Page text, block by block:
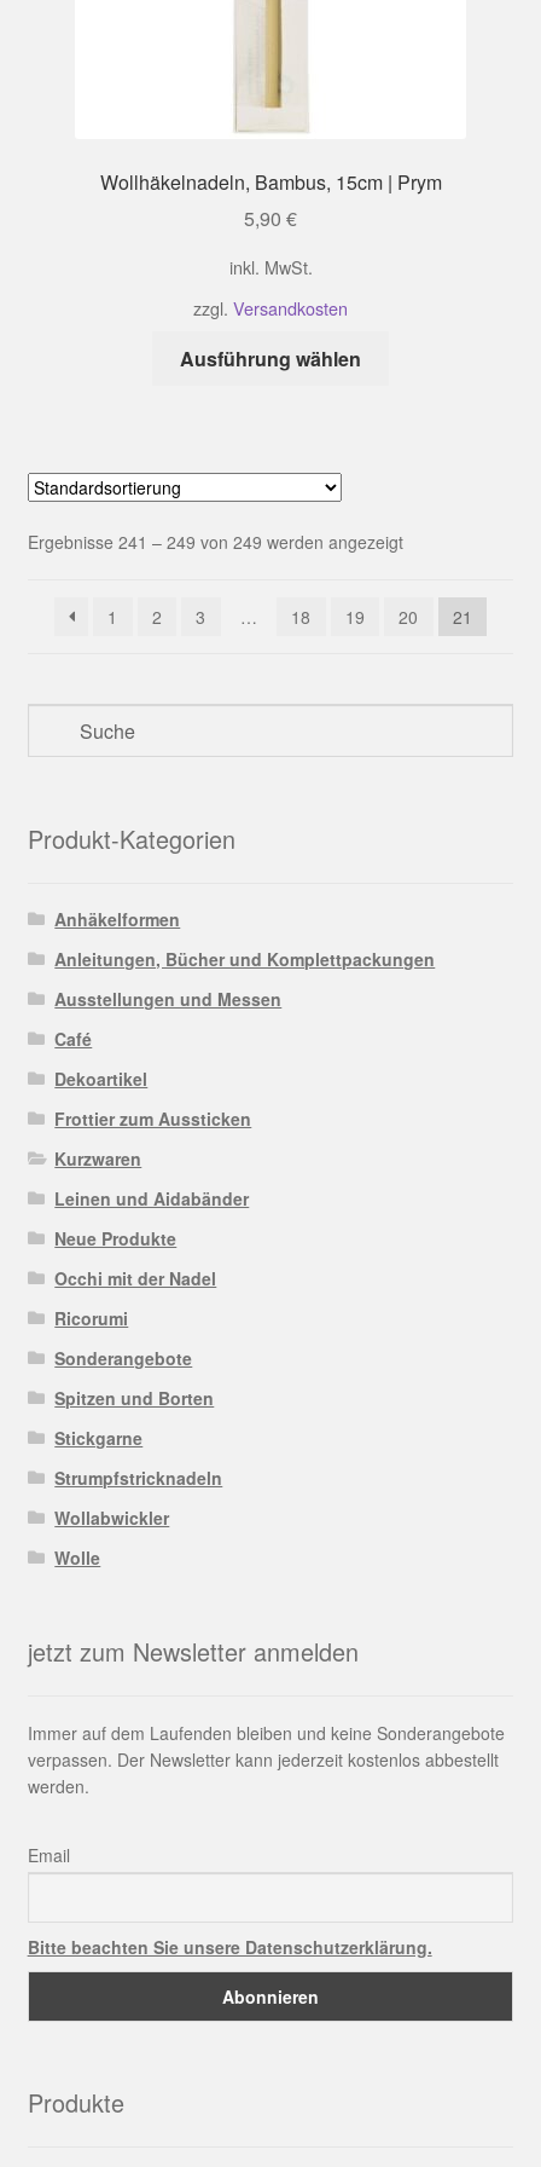
Wollhäkelnadeln, Bambus, 15cm | Prym
5,90 €
inkl. MwSt.
zzgl. Versandkosten
Ausführung wählen
Optionen
auf
gewählt
Ergebnisse 241 – 249 von 249 werden angezeigt
1 2 3 … 18 19 20 21
Produkt-Kategorien
Anhäkelformen
Anleitungen, Bücher und Komplettpackungen
Ausstellungen und Messen
Café
Dekoartikel
Frottier zum Aussticken
Kurzwaren
Leinen und Aidabänder
Neue Produkte
Occhi mit der Nadel
Ricorumi
Sonderangebote
Spitzen und Borten
Stickgarne
Strumpfstricknadeln
Wollabwickler
Wolle
jetzt zum Newsletter anmelden
Immer auf dem Laufenden bleiben und keine Sonderangebote
verpassen. Der Newsletter kann jederzeit kostenlos abbestellt
werden.
Email
Bitte beachten Sie unsere Datenschutzerklärung.
Produkte